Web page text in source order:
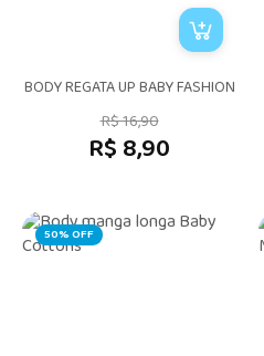
BODY REGATA UP BABY FASHION
R$ 16,90
R$ 8,90
50% OFF